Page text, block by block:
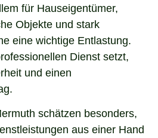
für Hauseigentümer,
Objekte und stark
eine wichtige Entlastung.
Dienst setzt,
und einen
schätzen besonders,
aus einer Hand